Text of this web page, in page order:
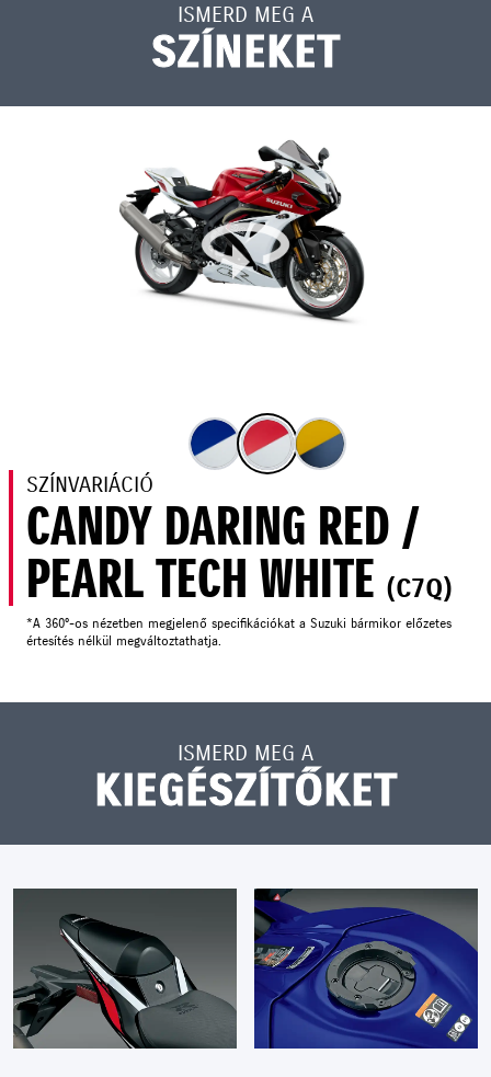
ISMERD MEG A
SZÍNEKET
SZÍNVARIÁCIÓ
CANDY DARING RED /
PEARL TECH WHITE (C7Q)
*A 360°-os nézetben megjelenő specifikációkat a Suzuki bármikor előzetes
értesítés nélkül megváltoztathatja.
ISMERD MEG A
KIEGÉSZÍTŐKET